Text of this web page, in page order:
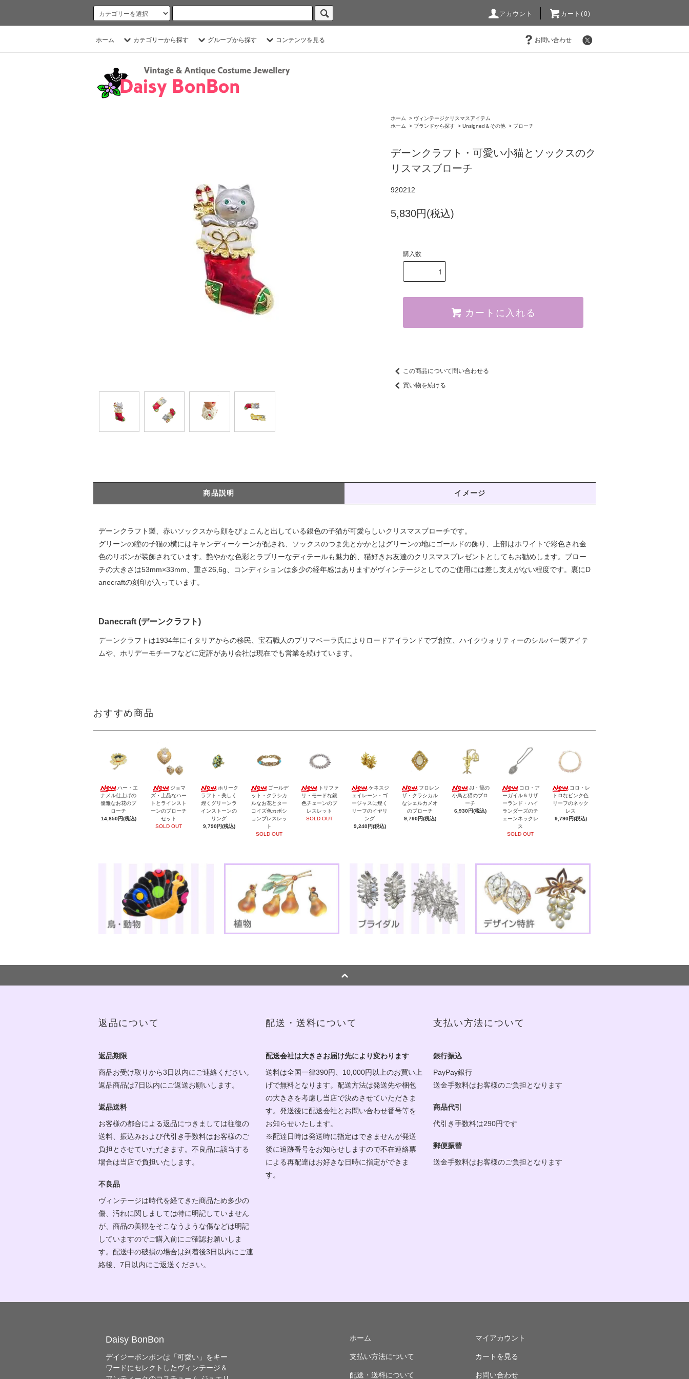
アカウント カート(0)
ホーム カテゴリーから探す グループから探す コンテンツを見る お問い合わせ
ホーム > ヴィンテージクリスマスアイテム
ホーム
> ブランドから探す > Unsigned＆その他 > ブローチ
デーンクラフト・可愛い小猫とソックスのク
リスマスブローチ
920212
5,830円(税込)
購入数
カートに入れる
この商品について問い合わせる
買い物を続ける
商品説明 イメージ
デーンクラフト製、赤いソックスから顔をぴょこんと出している銀色の子猫が可愛らしいクリスマスブローチです。
グリーンの瞳の子猫の横にはキャンディーケーンが配され、ソックスのつま先とかかとはグリーンの地にゴールドの飾り、上部はホワイトで彩色され金
色のリボンが装飾されています。艶やかな色彩とラブリーなディテールも魅力的、猫好きお友達のクリスマスプレゼントとしてもお勧めします。ブロー
チの大きさは53mm×33mm、重さ26,6g、コンディションは多少の経年感はありますがヴィンテージとしてのご使用には差し支えがない程度です。裏にD
anecraftの刻印が入っています。
Danecraft (デーンクラフト)
デーンクラフトは1934年にイタリアからの移民、宝石職人のプリマベーラ氏によりロードアイランドでプ創立、ハイクウォリティーのシルバー製アイテ
ムや、ホリデーモチーフなどに定評があり会社は現在でも営業を続けています。
おすすめ商品
ハー・エ
ナメル仕上げの
優雅なお花のブ
ローチ
14,850円(税込)
ジョマ
ズ・上品なハー
トとラインスト
ーンのブローチ
セット
SOLD OUT
ホリーク
ラフト・美しく
煌くグリーンラ
インストーンの
リング
9,790円(税込)
ゴールデ
ット・クラシカ
ルなお花とター
コイズ色カボシ
ョンブレスレッ
ト
SOLD OUT
トリファ
リ・モードな銀
色チェーンのブ
レスレット
SOLD OUT
ケネスジ
ェイレーン・ゴ
ージャスに煌く
リーフのイヤリ
ング
9,240円(税込)
フロレン
ザ・クラシカル
なシェルカメオ
のブローチ
9,790円(税込)
JJ・籠の
小鳥と猫のブロ
ーチ
6,930円(税込)
コロ・ア
ーガイル＆サザ
ーランド・ハイ
ランダーズのチ
ェーンネックレ
ス
SOLD OUT
コロ・レ
トロなピンク色
リーフのネック
レス
9,790円(税込)
返品について
返品期限
商品お受け取りから3日以内にご連絡ください。
返品商品は7日以内にご返送お願いします。
返品送料
お客様の都合による返品につきましては往復の
送料、振込みおよび代引き手数料はお客様のご
負担とさせていただきます。不良品に該当する
場合は当店で負担いたします。
不良品
ヴィンテージは時代を経てきた商品ため多少の
傷、汚れに関しましては特に明記していません
が、商品の美観をそこなうような傷などは明記
していますのでご購入前にご確認お願いしま
す。配送中の破損の場合は到着後3日以内にご連
絡後、7日以内にご返送ください。
配送・送料について
配送会社は大きさお届け先により変わります
送料は全国一律390円、10,000円以上のお買い上
げで無料となります。配送方法は発送先や梱包
の大きさを考慮し当店で決めさせていただきま
す。発送後に配送会社とお問い合わせ番号等を
お知らせいたします。
※配達日時は発送時に指定はできませんが発送
後に追跡番号をお知らせしますので不在連絡票
による再配達はお好きな日時に指定ができま
す。
支払い方法について
銀行振込
PayPay銀行
送金手数料はお客様のご負担となります
商品代引
代引き手数料は290円です
郵便振替
送金手数料はお客様のご負担となります
Daisy BonBon
デイジーボンボンは「可愛い」をキー
ワードにセレクトしたヴィンテージ＆
ホーム
支払い方法について
配送・送料について
マイアカウント
カートを見る
お問い合わせ